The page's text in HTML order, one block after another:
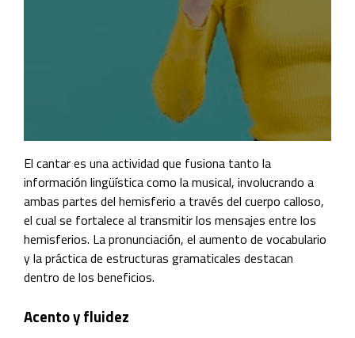
El cantar es una actividad que fusiona tanto la
información lingüística como la musical, involucrando a
ambas partes del hemisferio a través del cuerpo calloso,
el cual se fortalece al transmitir los mensajes entre los
hemisferios. La pronunciación, el aumento de vocabulario
y la práctica de estructuras gramaticales destacan
dentro de los beneficios.
Acento y fluidez